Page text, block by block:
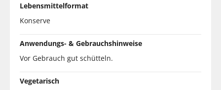
Lebensmittelformat
Konserve
Anwendungs- & Gebrauchshinweise
Vor Gebrauch gut schütteln.
Vegetarisch